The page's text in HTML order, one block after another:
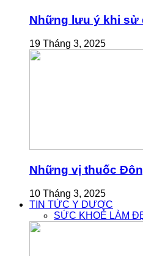
Những lưu ý khi sử
19 Tháng 3, 2025
Những vị thuốc
10 Tháng 3, 2025
TIN TỨC Y DƯỢC
SỨC KHOẺ LÀM